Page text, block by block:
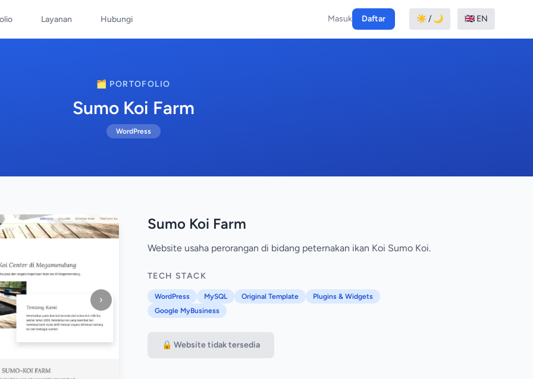
Layanan Hubungi Masuk Daftar ☀️ / 🌙 🇬🇧 EN
🗂️ PORTOFOLIO
Sumo Koi Farm
WordPress
›
Sumo Koi Farm
Website usaha perorangan di bidang peternakan ikan Koi Sumo Koi.
TECH STACK
WordPress MySQL Original Template
Plugins & Widgets
Google MyBusiness
🔒 Website tidak tersedia